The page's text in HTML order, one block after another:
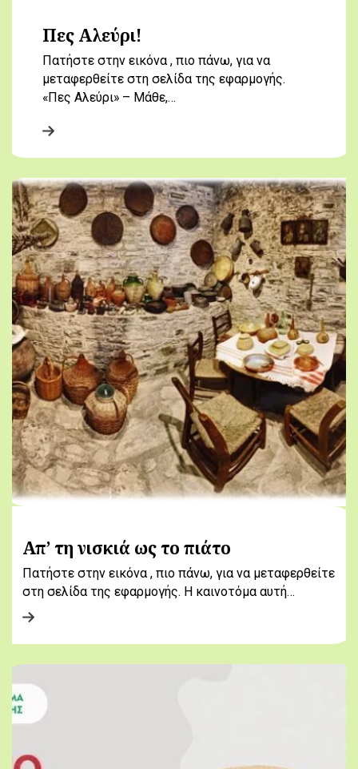
Πες Αλεύρι!
Πατήστε στην εικόνα , πιο πάνω, για να
μεταφερθείτε στη σελίδα της εφαρμογής.
«Πες Αλεύρι» – Μάθε,…
Απ’ τη νισκιά ως το πιάτο
Πατήστε στην εικόνα , πιο πάνω, για να μεταφερθείτε
στη σελίδα της εφαρμογής. Η καινοτόμα αυτή…